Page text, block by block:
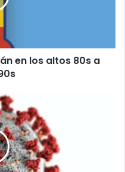
en los altos 80s a